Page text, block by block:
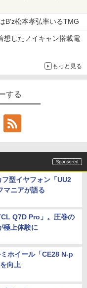
B'z松本孝弘率いるTMG
想したノイキャン搭載電
もっと見る
する
型イヤフォン「UU2
マニアが語る
Q7D Pro」。圧巻の
極上体験に
ホイール「CE28 N-p
向上